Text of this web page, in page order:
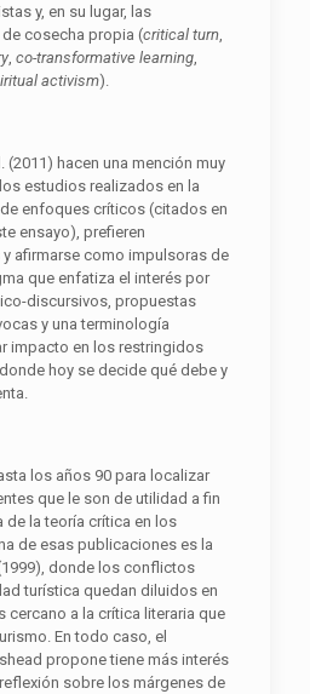
y, en su lugar, las
cosecha propia (critical turn,
, co-transformative learning,
activism).
(2011) hacen una mención muy
estudios realizados en la
enfoques críticos (citados en
ensayo), prefieren
afirmarse como impulsoras de
que enfatiza el interés por
discursivos, propuestas
y una terminología
impacto en los restringidos
hoy se decide qué debe y
los años 90 para localizar
que le son de utilidad a fin
de la teoría crítica en los
de esas publicaciones es la
donde los conflictos
turística quedan diluidos en
cercano a la crítica literaria que
En todo caso, el
propone tiene más interés
sobre los márgenes de